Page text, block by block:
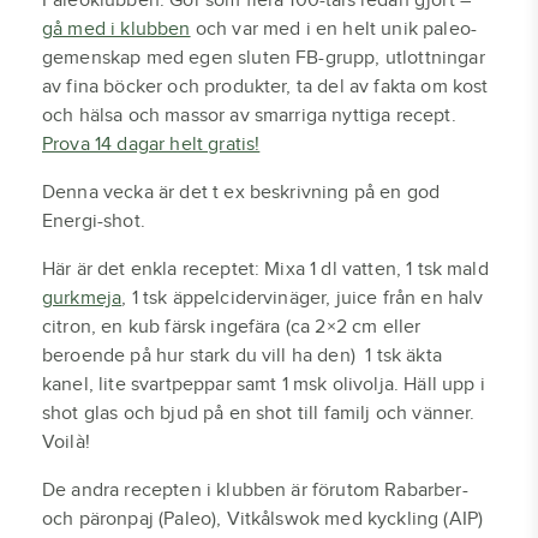
gå med i klubben och var med i en helt unik paleo-
gemenskap med egen sluten FB-grupp, utlottningar
av fina böcker och produkter, ta del av fakta om kost
och hälsa och massor av smarriga nyttiga recept.
Prova 14 dagar helt gratis!
Denna vecka är det t ex beskrivning på en god
Energi-shot.
Här är det enkla receptet: Mixa 1 dl vatten, 1 tsk mald
gurkmeja, 1 tsk äppelcidervinäger, juice från en halv
citron, en kub färsk ingefära (ca 2×2 cm eller
beroende på hur stark du vill ha den) 1 tsk äkta
kanel, lite svartpeppar samt 1 msk olivolja. Häll upp i
shot glas och bjud på en shot till familj och vänner.
Voilà!
De andra recepten i klubben är förutom Rabarber-
och päronpaj (Paleo), Vitkålswok med kyckling (AIP)